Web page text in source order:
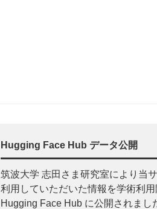
Hugging Face Hub データ公開
筑波大学 志田さま研究室により当
利用していただいた情報を学術利
Hugging Face Hub に公開されまし